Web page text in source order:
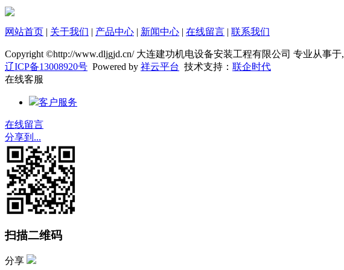
网站首页 | 关于我们 | 产品中心 | 新闻中心 | 在线留言 | 联系我们
Copyright ©http://www.dljgjd.cn/ 大连建功机电设备安装工程有限公司 专业从事于,
辽ICP备13008920号 Powered by 祥云平台 技术支持： 联企时代
在线客服
客户服务
在线留言
分享到...
扫描二维码
分享